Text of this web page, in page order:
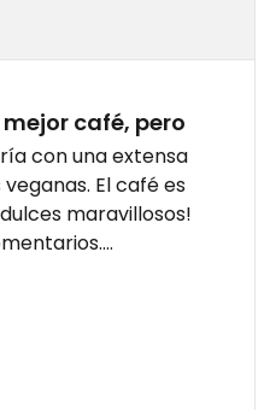
café, pero
con una extensa
El café es
maravillosos!
y champiñón es súper
pero los
ni ningún tipo de
tenía queso, así que